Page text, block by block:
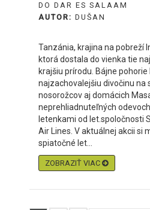
DO DAR ES SALAAM
AUTOR: DUŠAN
Tanzánia, krajina na pobreží
ktorá dostala do vienka tie
krajšiu prírodu. Bájne
najzachovalejšiu divočinu na
nosorožcov aj domácich
neprehliadnuteľných
letenkami od let.spoločnosti
Air Lines. V aktuálnej akcii si
spiatočné let...
ZOBRAZIŤ VIAC